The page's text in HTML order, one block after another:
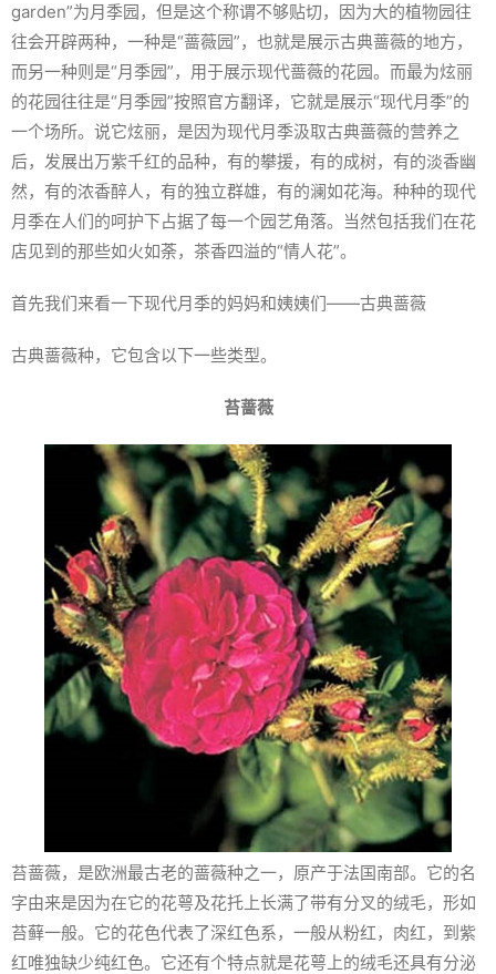
garden”为月季园，但是这个称谓不够贴切，因为大的植物园往
往会开辟两种，一种是“蔷薇园”，也就是展示古典蔷薇的地方，
而另一种则是“月季园”，用于展示现代蔷薇的花园。而最为炫丽
的花园往往是“月季园”按照官方翻译，它就是展示“现代月季”的
一个场所。说它炫丽，是因为现代月季汲取古典蔷薇的营养之
后，发展出万紫千红的品种，有的攀援，有的成树，有的淡香幽
然，有的浓香醉人，有的独立群雄，有的澜如花海。种种的现代
月季在人们的呵护下占据了每一个园艺角落。当然包括我们在花
店见到的那些如火如荼，茶香四溢的“情人花”。
首先我们来看一下现代月季的妈妈和姨姨们——古典蔷薇
古典蔷薇种，它包含以下一些类型。
苔蔷薇
苔蔷薇，是欧洲最古老的蔷薇种之一，原产于法国南部。它的名
字由来是因为在它的花萼及花托上长满了带有分叉的绒毛，形如
苔藓一般。它的花色代表了深红色系，一般从粉红，肉红，到紫
红唯独缺少纯红色。它还有个特点就是花萼上的绒毛还具有分泌